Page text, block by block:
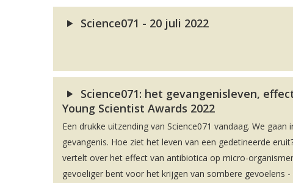
Science071 - 20 juli 2022
Science071: het gevangenisleven,
Young Scientist Awards 2022
Een drukke uitzending van Science071 vandaag. We
gevangenis. Hoe ziet het leven van een gedetineerde
vertelt over het effect van antibiotica op micro-
gevoeliger bent voor het krijgen van sombere gevoelens